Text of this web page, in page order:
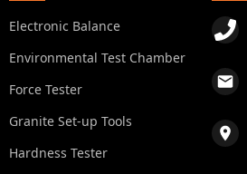
Electronic Balance
Environmental Test Chamber
Force Tester
Granite Set-up Tools
Hardness Tester